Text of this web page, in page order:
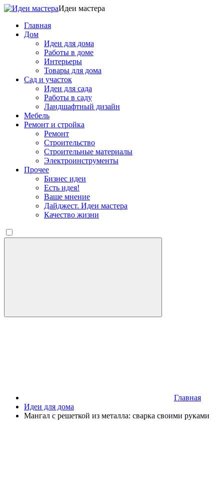
Идеи мастера
Главная
Дом
Идеи для дома
Работы в доме
Интерьеры
Товары для дома
Сад и участок
Идеи для сада
Работы в саду
Ландшафтный дизайн
Мебель
Ремонт и стройка
Ремонт
Строительство
Строительные материалы
Электроинструменты
Прочее
Бизнес идеи
Есть идея!
Ваше мнение
Дайджест. Идеи мастера
Качество жизни
Главная
Идеи для дома
Мангал с решеткой из металла: сварка своими руками